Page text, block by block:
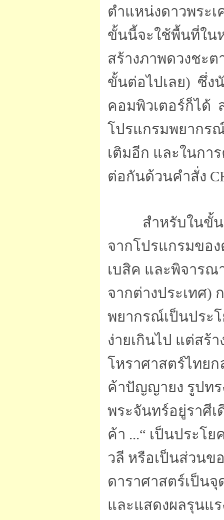
ตำแหน่งดาวพระ
ขั้นนี้จะใช้พื้นที่ใน
สร้างภาพดวงชะ
ขั้นต่อไปเลย) ซึ่ง
คอมพิวเตอร์ก็ได้
โปรแกรมพยากรณ์
เติมอีก และในกา
ต่อกันด้วนคำสั่ง
สำหรับในขั้นตอ
จากโปรแกรมของ
เบสิค และพิจาร
จากต่างประเทศ)
พยากรณ์เป็นประ
ง่ายเกินไป แต่สร้
โหราศาสตร์ไทย
ค้าปัญญายง รูปทร
พระจันทร์อยู่ราศีเ
ค้า ...“ เป็นประโ
วลี หรือเป็นส่วนข
ดาราศาสตร์เป็น
และแสดงผลรุนแ